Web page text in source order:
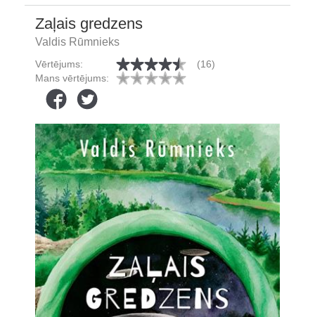
Zaļais gredzens
Valdis Rūmnieks
Vērtējums:
(16)
Mans vērtējums: